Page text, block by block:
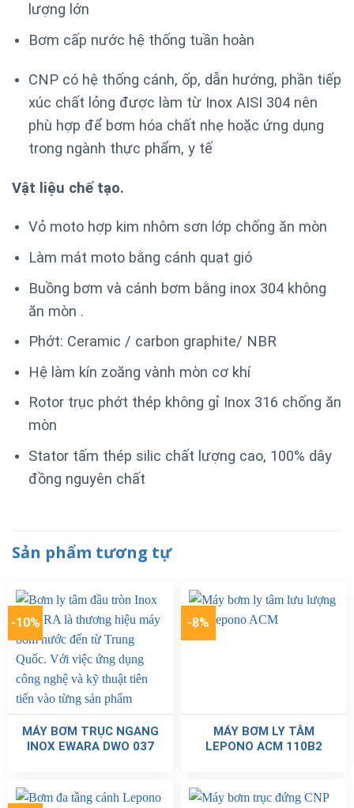
lượng lớn
Bơm cấp nước hệ thống tuần hoàn
CNP có hệ thống cánh, ốp, dẫn hướng, phần tiếp
xúc chất lỏng được làm từ Inox AISI 304 nên
phù hợp để bơm hóa chất nhẹ hoặc ứng dụng
trong ngành thực phẩm, y tế
Vật liệu chế tạo.
Vỏ moto hợp kim nhôm sơn lớp chống ăn mòn
Làm mát moto bằng cánh quạt gió
Buồng bơm và cánh bơm bằng inox 304 không
ăn mòn .
Phớt: Ceramic / carbon graphite/ NBR
Hệ làm kín zoăng vành mòn cơ khí
Rotor trục phớt thép không gỉ Inox 316 chống ăn
mòn
Stator tấm thép silic chất lượng cao, 100% dây
đồng nguyên chất
Sản phẩm tương tự
-10%
MÁY BƠM TRỤC NGANG
INOX EWARA DWO 037
-8%
MÁY BƠM LY TÂM
LEPONO ACM 110B2